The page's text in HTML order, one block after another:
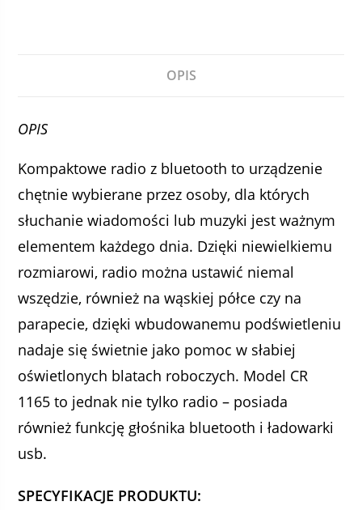
OPIS
OPIS
Kompaktowe radio z bluetooth to urządzenie
chętnie wybierane przez osoby, dla których
słuchanie wiadomości lub muzyki jest ważnym
elementem każdego dnia. Dzięki niewielkiemu
rozmiarowi, radio można ustawić niemal
wszędzie, również na wąskiej półce czy na
parapecie, dzięki wbudowanemu podświetleniu
nadaje się świetnie jako pomoc w słabiej
oświetlonych blatach roboczych. Model CR
1165 to jednak nie tylko radio – posiada
również funkcję głośnika bluetooth i ładowarki
usb.
SPECYFIKACJE PRODUKTU: